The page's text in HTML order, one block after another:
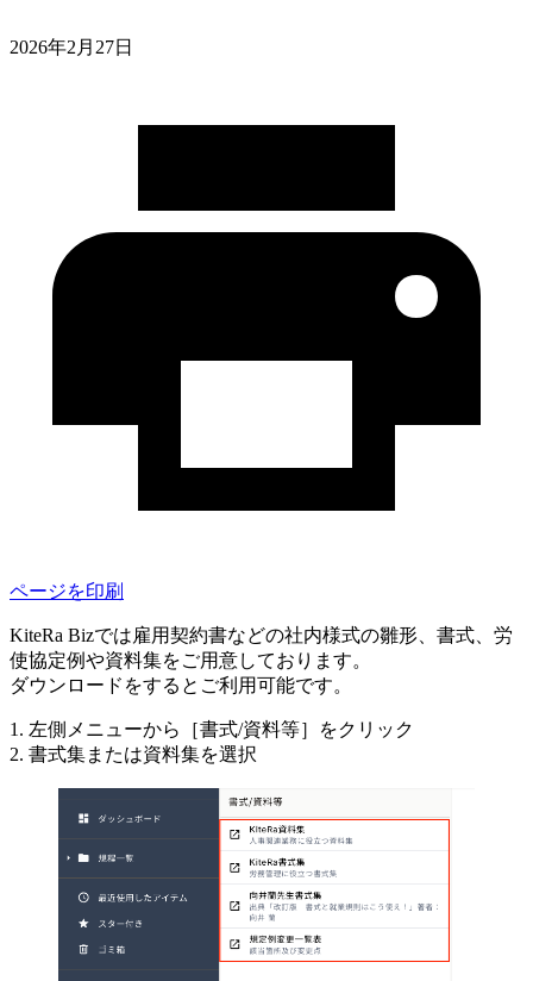
2026年2月27日
ページを印刷
KiteRa Bizでは雇用契約書などの社内様式の雛形、書式、労
使協定例や資料集をご用意しております。
ダウンロードをするとご利用可能です。
1. 左側メニューから［書式/資料等］をクリック
2. 書式集または資料集を選択